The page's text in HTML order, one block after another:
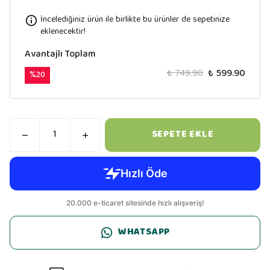
İncelediğiniz ürün ile birlikte bu ürünler de sepetinize
eklenecektir!
Avantajlı Toplam
%20 ₺ 749.90 ₺ 599.90
SEPETE EKLE
WHATSAPP